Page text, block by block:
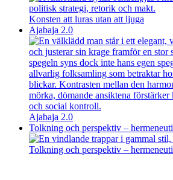
Konsten att luras utan att ljuga
Ajabaja 2.0
Ajabaja 2.0
Tolkning och perspektiv –
Tolkning och perspektiv –